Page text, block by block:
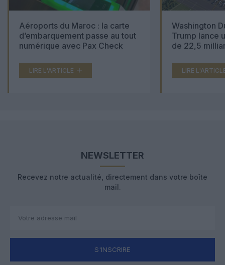
Aéroports du Maroc : la carte
d’embarquement passe au tout
numérique avec Pax Check
LIRE L'ARTICLE
Washington
Trump lance
de 22,5
LIRE
NEWSLETTER
Recevez notre actualité, directement dans votre boîte
mail.
S'INSCRIRE